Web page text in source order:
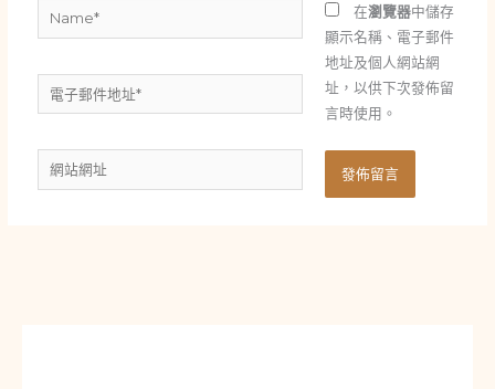
Name*
電
子
件
地
網
站
在瀏覽器中儲存
顯示名稱、電子郵件
地址及個人網站網
址，以供下次發佈留
言時使用。